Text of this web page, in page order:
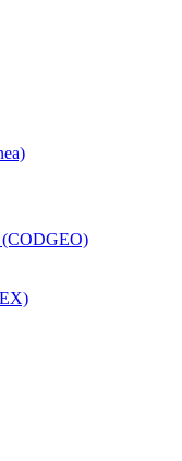
(CODGEO)